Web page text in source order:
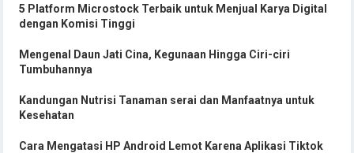
5 Platform Microstock Terbaik untuk Menjual Karya Digital
dengan Komisi Tinggi
Mengenal Daun Jati Cina, Kegunaan Hingga Ciri-ciri
Tumbuhannya
Kandungan Nutrisi Tanaman serai dan Manfaatnya untuk
Kesehatan
Cara Mengatasi HP Android Lemot Karena Aplikasi Tiktok